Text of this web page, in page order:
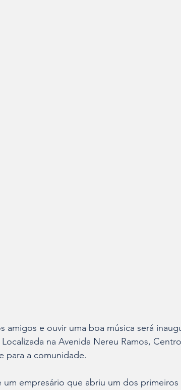
amigos e ouvir uma boa música será
na Avenida Nereu Ramos,
para a comunidade.
empresário que abriu um dos